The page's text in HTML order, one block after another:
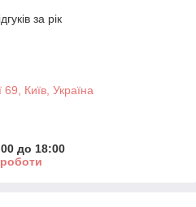
за рік
Київ, Україна
до 18:00